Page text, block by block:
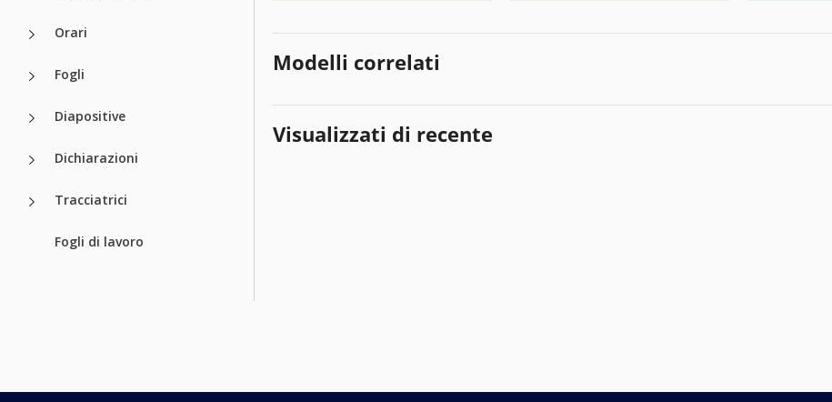
Orari
Fogli
Diapositive
Dichiarazioni
Tracciatrici
Fogli di lavoro
Modelli correlati
Visualizzati di recente